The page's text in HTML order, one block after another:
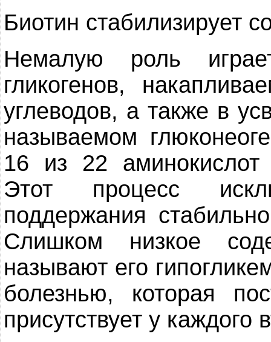
Биотин стабилизирует
Немалую роль
гликогенов,
углеводов, а также в
называемом
16 из 22 аминокислот
Этот процесс
поддержания
Слишком низкое
называют его
болезнью, которая
присутствует у каждого